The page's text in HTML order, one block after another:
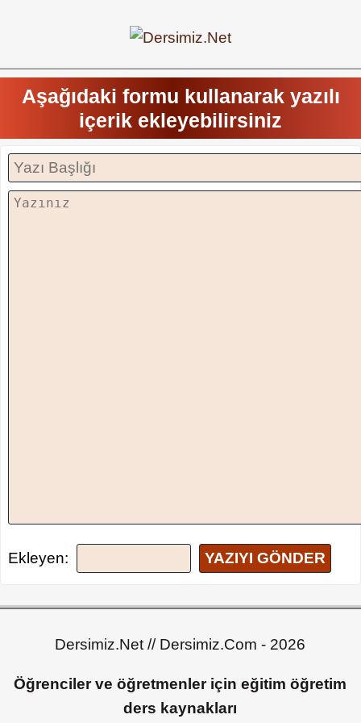
Aşağıdaki formu kullanarak yazılı
içerik ekleyebilirsiniz
Ekleyen: YAZIYI GÖNDER
Dersimiz.Net // Dersimiz.Com - 2026
Öğrenciler ve öğretmenler için eğitim öğretim
ders kaynakları